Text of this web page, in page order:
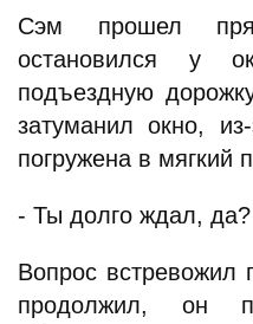
Сэм прошел
остановился у
подъездную
затуманил окно,
погружена в мягкий
- Ты долго ждал,
Вопрос встревожил
продолжил, он